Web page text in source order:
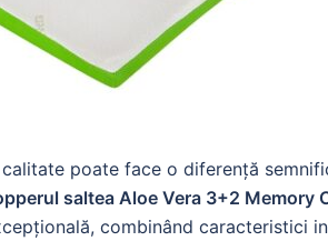
poate face o diferență
saltea Aloe Vera 3+2 Memory
combinând caracteristici